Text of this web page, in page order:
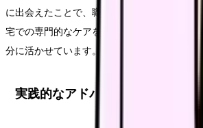
に出会えたことで、職務満足度が大きく向上
宅での専門的なケアを提供できる機会が多く
分に活かせています。
実践的なアドバイスセクション